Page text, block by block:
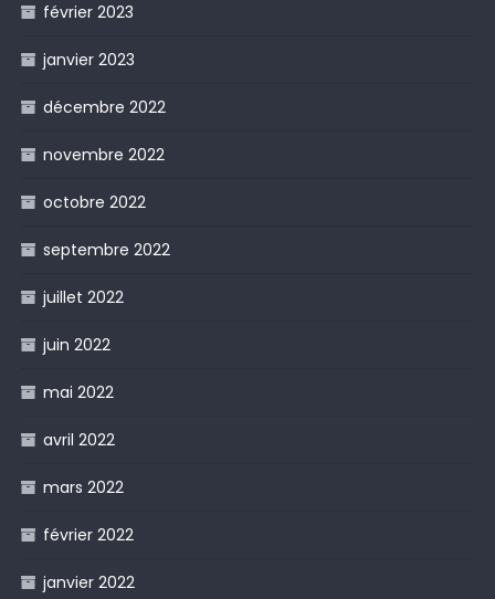
février 2023
janvier 2023
décembre 2022
novembre 2022
octobre 2022
septembre 2022
juillet 2022
juin 2022
mai 2022
avril 2022
mars 2022
février 2022
janvier 2022